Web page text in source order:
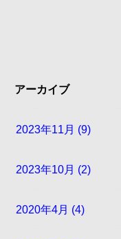
アーカイブ
2023年11月 (9)
2023年10月 (2)
2020年4月 (4)